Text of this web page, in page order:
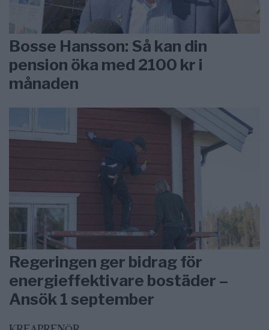
Bosse Hansson: Så kan din
pension öka med 2100 kr i
månaden
Regeringen ger bidrag för
energieffektivare bostäder –
Ansök 1 september